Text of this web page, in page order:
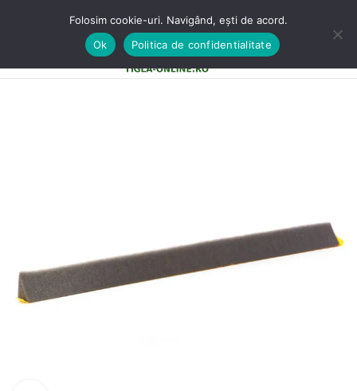
Folosim cookie-uri. Navigând, ești de acord.
Ok
Politica de confidentialitate